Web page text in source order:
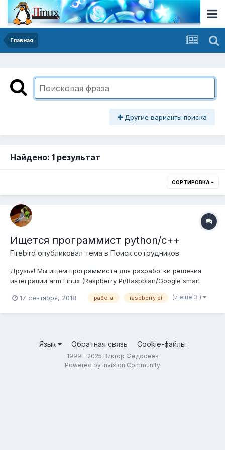
Главная
Другие варианты поиска
Найдено: 1 результат
СОРТИРОВКА
Ищется программист python/c++
Firebird опубликовал тема в Поиск сотрудников
Друзья! Мы ищем программиста для разработки решения
интеграции arm Linux (Raspberry Pi/Raspbian/Google smart
Необходимо знание Phyton/C/C++ Пишите на victor@linux.ru
17 сентября, 2018 работа raspberry pi (и ещё 3 )
Язык Обратная связь Cookie-файлы
1999 - 2025 Виктор Федосеев
Powered by Invision Community